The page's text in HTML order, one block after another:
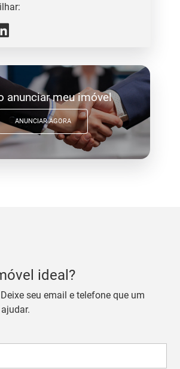
anunciar meu imóvel
ANUNCIAR AGORA
ideal?
seu email e telefone que um